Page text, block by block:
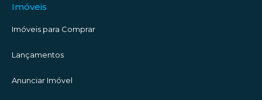
Imóveis
Imóveis para Comprar
Lançamentos
Anunciar Imóvel